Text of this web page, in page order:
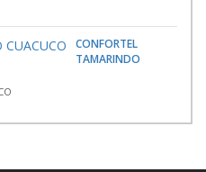
CONFORTEL
TAMARINDO